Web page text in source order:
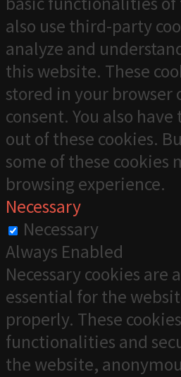
also use third-party
analyze and
this website. These
stored in your
consent. You also
out of these cookies.
some of these cookies
browsing experience.
Necessary
Necessary
Always Enabled
Necessary cookies are
essential for the
properly. These
functionalities and
the website,